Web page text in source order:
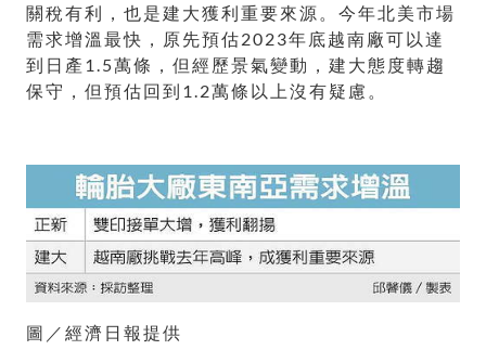
關稅有利，也是建大獲利重要來源。今年北美市場
需求增溫最快，原先預估2023年底越南廠可以達
到日產1.5萬條，但經歷景氣變動，建大態度轉趨
保守，但預估回到1.2萬條以上沒有疑慮。
圖／經濟日報提供